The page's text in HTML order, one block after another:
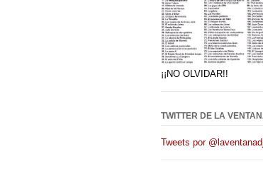
¡¡NO OLVIDAR!!
TWITTER DE LA
Tweets por